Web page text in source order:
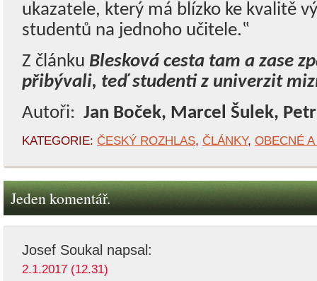
ukazatele, který má blízko ke kvalitě
studentů na jednoho učitele.‟
Z článku Blesková cesta tam a zase
přibývali, teď studenti z univerzit
Autoři: Jan Boček, Marcel Šulek,
KATEGORIE: ČESKÝ ROZHLAS, ČLÁNKY, OBECNÉ
Jeden komentář.
Josef Soukal napsal:
2.1.2017 (12.31)